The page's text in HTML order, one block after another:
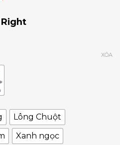
Lông Chuột
Xanh ngọc
XÓA